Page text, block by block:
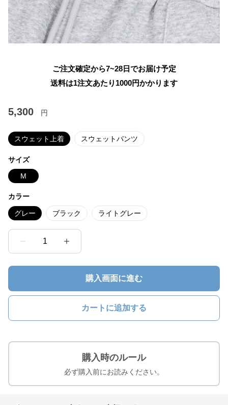
ご注文確定から7~28日でお届け予定
送料は1注文あたり 1000円かかります
5,300 円
スウェット上着 スウェットパンツ
サイズ
M
カラー
グレー ブラック ライトグレー
1
購入画面に進む
カートに追加する
購入時のルール
必ず購入前にお読みください。